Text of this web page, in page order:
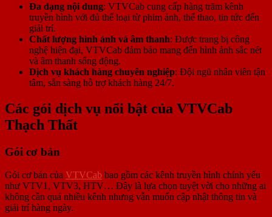
Đa dạng nội dung: VTVCab cung cấp hàng trăm kênh
truyền hình với đủ thể loại từ phim ảnh, thể thao, tin tức đến
giải trí.
Chất lượng hình ảnh và âm thanh: Được trang bị công
nghệ hiện đại, VTVCab đảm bảo mang đến hình ảnh sắc nét
và âm thanh sống động.
Dịch vụ khách hàng chuyên nghiệp: Đội ngũ nhân viên tận
tâm, sẵn sàng hỗ trợ khách hàng 24/7.
Các gói dịch vụ nổi bật của VTVCab
Thạch Thất
Gói cơ bản
Gói cơ bản của VTVCab bao gồm các kênh truyền hình chính yếu
như VTV1, VTV3, HTV… Đây là lựa chọn tuyệt vời cho những ai
không cần quá nhiều kênh nhưng vẫn muốn cập nhật thông tin và
giải trí hàng ngày.